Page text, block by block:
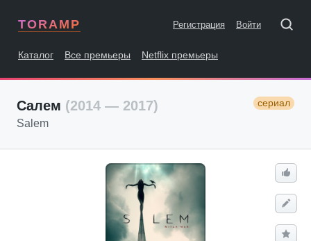
TORAMP Регистрация Войти
Каталог Все премьеры Netflix премьеры
Салем (2014 — 2017) сериал
Salem